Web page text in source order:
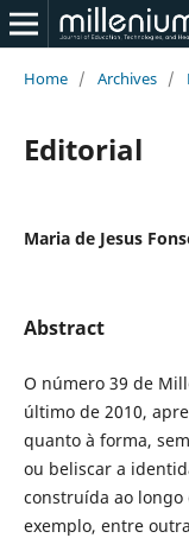
Home / Archives /
Editorial
Maria de Jesus
Abstract
O número 39 de
último de 2010,
quanto à forma,
ou beliscar a
construída ao longo
exemplo, entre